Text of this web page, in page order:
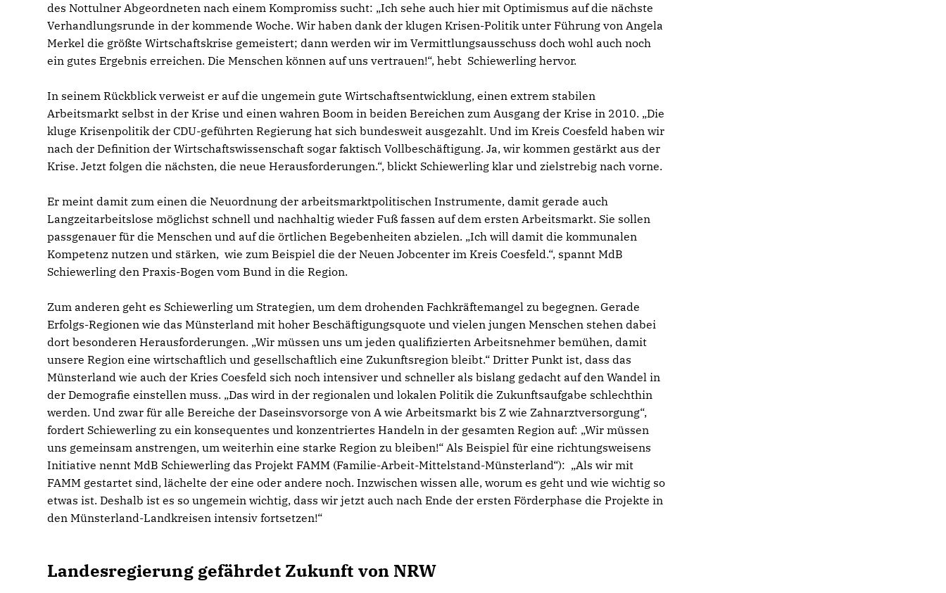
des Nottulner Abgeordneten nach einem Kompromiss sucht: „Ich sehe auch hier mit Optimismus auf die nächste
Verhandlungsrunde in der kommende Woche. Wir haben dank der klugen Krisen-Politik unter Führung von Angela
Merkel die größte Wirtschaftskrise gemeistert; dann werden wir im Vermittlungsausschuss doch wohl auch noch
ein gutes Ergebnis erreichen. Die Menschen können auf uns vertrauen!“, hebt Schiewerling hervor.
In seinem Rückblick verweist er auf die ungemein gute Wirtschaftsentwicklung, einen extrem stabilen
Arbeitsmarkt selbst in der Krise und einen wahren Boom in beiden Bereichen zum Ausgang der Krise in 2010. „Die
kluge Krisenpolitik der CDU-geführten Regierung hat sich bundesweit ausgezahlt. Und im Kreis Coesfeld haben wir
nach der Definition der Wirtschaftswissenschaft sogar faktisch Vollbeschäftigung. Ja, wir kommen gestärkt aus der
Krise. Jetzt folgen die nächsten, die neue Herausforderungen.“, blickt Schiewerling klar und zielstrebig nach vorne.
Er meint damit zum einen die Neuordnung der arbeitsmarktpolitischen Instrumente, damit gerade auch
Langzeitarbeitslose möglichst schnell und nachhaltig wieder Fuß fassen auf dem ersten Arbeitsmarkt. Sie sollen
passgenauer für die Menschen und auf die örtlichen Begebenheiten abzielen. „Ich will damit die kommunalen
Kompetenz nutzen und stärken, wie zum Beispiel die der Neuen Jobcenter im Kreis Coesfeld.“, spannt MdB
Schiewerling den Praxis-Bogen vom Bund in die Region.
Zum anderen geht es Schiewerling um Strategien, um dem drohenden Fachkräftemangel zu begegnen. Gerade
Erfolgs-Regionen wie das Münsterland mit hoher Beschäftigungsquote und vielen jungen Menschen stehen dabei
dort besonderen Herausforderungen. „Wir müssen uns um jeden qualifizierten Arbeitsnehmer bemühen, damit
unsere Region eine wirtschaftlich und gesellschaftlich eine Zukunftsregion bleibt.“ Dritter Punkt ist, dass das
Münsterland wie auch der Kries Coesfeld sich noch intensiver und schneller als bislang gedacht auf den Wandel in
der Demografie einstellen muss. „Das wird in der regionalen und lokalen Politik die Zukunftsaufgabe schlechthin
werden. Und zwar für alle Bereiche der Daseinsvorsorge von A wie Arbeitsmarkt bis Z wie Zahnarztversorgung“,
fordert Schiewerling zu ein konsequentes und konzentriertes Handeln in der gesamten Region auf: „Wir müssen
uns gemeinsam anstrengen, um weiterhin eine starke Region zu bleiben!“ Als Beispiel für eine richtungsweisens
Initiative nennt MdB Schiewerling das Projekt FAMM (Familie-Arbeit-Mittelstand-Münsterland“): „Als wir mit
FAMM gestartet sind, lächelte der eine oder andere noch. Inzwischen wissen alle, worum es geht und wie wichtig so
etwas ist. Deshalb ist es so ungemein wichtig, dass wir jetzt auch nach Ende der ersten Förderphase die Projekte in
den Münsterland-Landkreisen intensiv fortsetzen!“
Landesregierung gefährdet Zukunft von NRW